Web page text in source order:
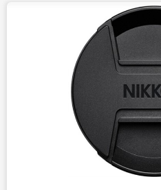
VISA VARUKORGEN